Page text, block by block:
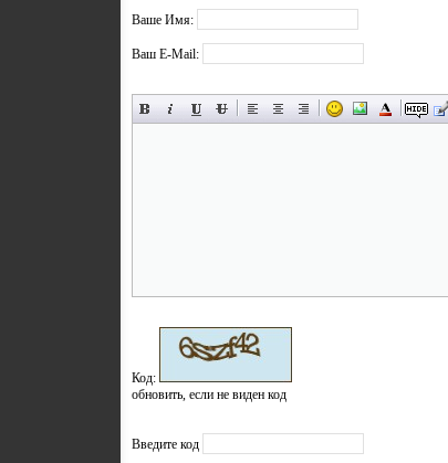
Ваше Имя:
Ваш E-Mail:
Код:
обновить, если не виден код
Введите код